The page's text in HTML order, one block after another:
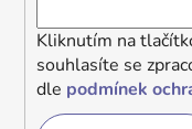
Kliknutím na
souhlasíte se
dle podmínek